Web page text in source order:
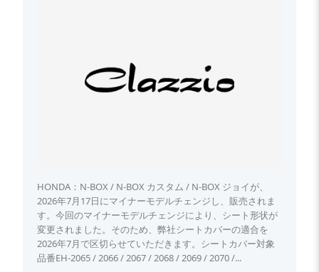
HONDA：N-BOX / N-BOX カスタム / N-BOX ジョイが、
2026年7月17日にマイナーモデルチェンジし、販売されま
す。今回のマイナーモデルチェンジにより、シート形状が
変更されました。そのため、弊社シートカバーの適合を
2026年7月で区切らせていただきます。シートカバー対象
品番EH-2065 / 2066 / 2067 / 2068 / 2069 / 2070 /...